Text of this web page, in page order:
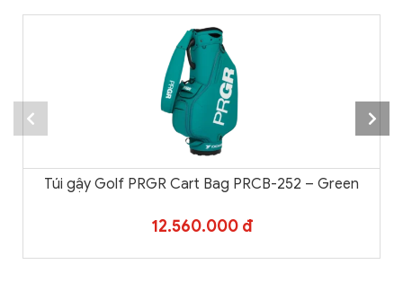
Túi gậy Golf PRGR Cart Bag PRCB-252 – Green
12.560.000 đ